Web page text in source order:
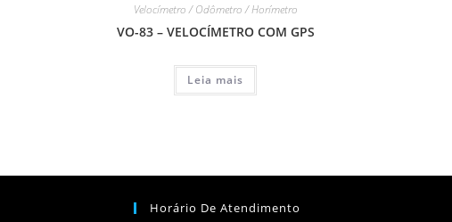
Velocímetro / Odômetro / Horímetro
VO-83 – VELOCÍMETRO COM GPS
Leia mais
Horário De Atendimento